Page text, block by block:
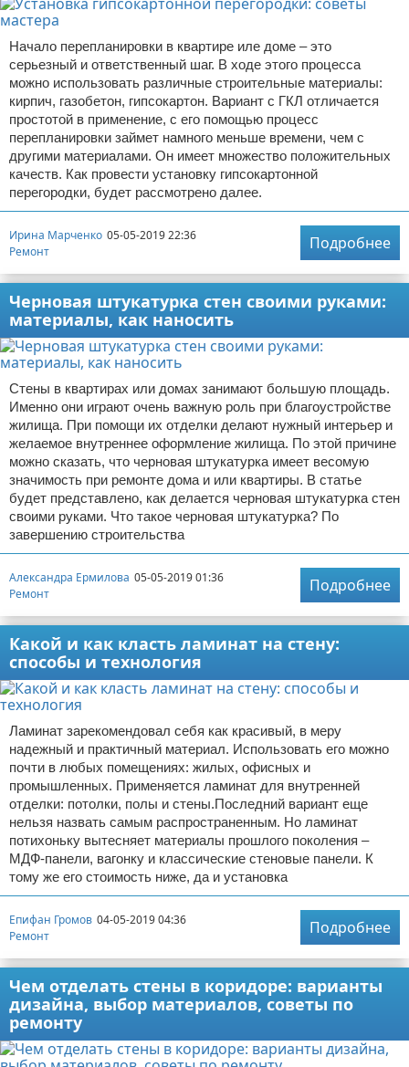
Начало перепланировки в квартире иле доме – это
серьезный и ответственный шаг. В ходе этого процесса
можно использовать различные строительные материалы:
кирпич, газобетон, гипсокартон. Вариант с ГКЛ отличается
простотой в применение, с его помощью процесс
перепланировки займет намного меньше времени, чем с
другими материалами. Он имеет множество положительных
качеств. Как провести установку гипсокартонной
перегородки, будет рассмотрено далее.
Ирина Марченко 05-05-2019 22:36
Ремонт
Подробнее
Черновая штукатурка стен своими руками:
материалы, как наносить
Стены в квартирах или домах занимают большую площадь.
Именно они играют очень важную роль при благоустройстве
жилища. При помощи их отделки делают нужный интерьер и
желаемое внутреннее оформление жилища. По этой причине
можно сказать, что черновая штукатурка имеет весомую
значимость при ремонте дома и или квартиры. В статье
будет представлено, как делается черновая штукатурка стен
своими руками. Что такое черновая штукатурка? По
завершению строительства
Александра Ермилова 05-05-2019 01:36
Ремонт
Подробнее
Какой и как класть ламинат на стену:
способы и технология
Ламинат зарекомендовал себя как красивый, в меру
надежный и практичный материал. Использовать его можно
почти в любых помещениях: жилых, офисных и
промышленных. Применяется ламинат для внутренней
отделки: потолки, полы и стены.Последний вариант еще
нельзя назвать самым распространенным. Но ламинат
потихоньку вытесняет материалы прошлого поколения –
МДФ-панели, вагонку и классические стеновые панели. К
тому же его стоимость ниже, да и установка
Епифан Громов 04-05-2019 04:36
Ремонт
Подробнее
Чем отделать стены в коридоре: варианты
дизайна, выбор материалов, советы по
ремонту